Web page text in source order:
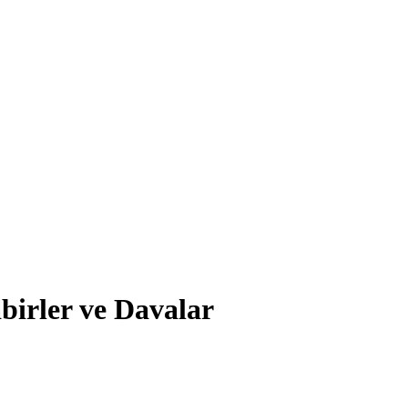
ve Davalar